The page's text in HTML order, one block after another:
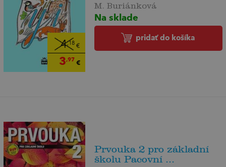
4,18€
3,97 €
M. Buriánková
Na sklade
pridať do košíka
Prvouka 2 pro základní
školu Pacovní ...